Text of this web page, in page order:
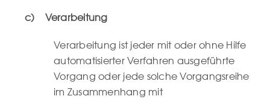
c) Verarbeitung
Verarbeitung ist jeder mit oder ohne Hilfe
automatisierter Verfahren ausgeführte
Vorgang oder jede solche Vorgangsreihe
im Zusammenhang mit